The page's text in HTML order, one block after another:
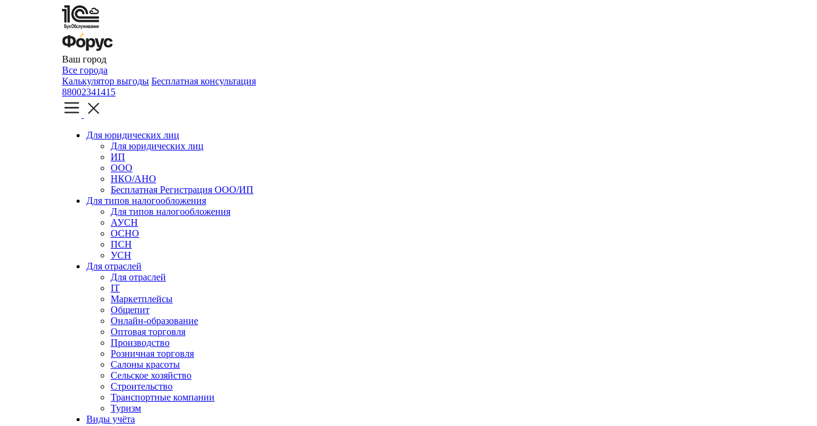
Ваш город
Все города
Калькулятор выгоды Бесплатная консультация
88002341415
Для юридических лиц
Для юридических лиц
ИП
ООО
НКО/АНО
Бесплатная Регистрация ООО/ИП
Для типов налогообложения
Для типов налогообложения
АУСН
ОСНО
ПСН
УСН
Для отраслей
Для отраслей
IT
Маркетплейсы
Общепит
Онлайн-образование
Оптовая торговля
Производство
Розничная торговля
Салоны красоты
Сельское хозяйство
Строительство
Транспортные компании
Туризм
Виды учёта